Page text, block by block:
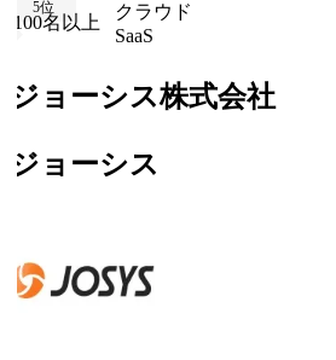
名以上
クラウド
SaaS
位
ョーシス株式会社
ョーシス